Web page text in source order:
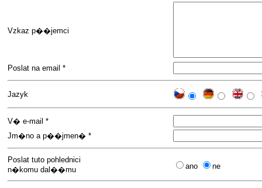
Vzkaz p��jemci
Poslat na email *
Jazyk
V� e-mail *
Jm�no a p��jmen� *
Poslat tuto pohlednici
n�komu dal��mu
ano ne